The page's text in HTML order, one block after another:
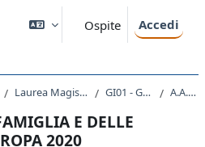
Ospite Accedi
Laurea Magistrale Ciclo Unico 5 anni GI01 - GIURISPRUDENZA A.A. 2020 - 2021
E DELLE
2020